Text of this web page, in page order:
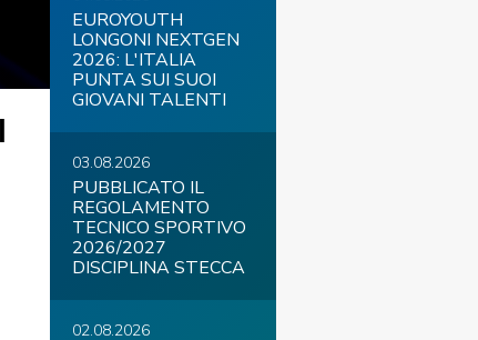
COVID-19
EUROYOUTH
LONGONI NEXTGEN
2026: L'ITALIA
PUNTA SUI SUOI
GIOVANI TALENTI
03.08.2026
PUBBLICATO IL
REGOLAMENTO
TECNICO SPORTIVO
2026/2027
DISCIPLINA STECCA
02.08.2026